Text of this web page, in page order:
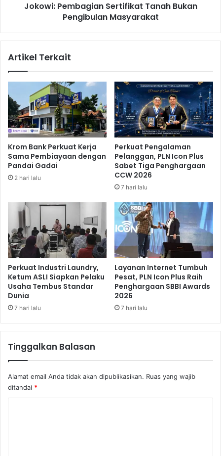
n
u
l
a
j
u
D
i
M
i
a
i
r
b
u
k
a
a
r
t
i
f
k
a
T
n
B
u
k
a
n
P
e
n
u
l
n
M
a
Jokowi: Pembagian Sertifikat Tanah Bukan
Pengibulan Masyarakat
Artikel Terkait
Krom Bank Perkuat Kerja
Sama Pembiayaan dengan
Pandai Gadai
2 hari lalu
Perkuat Pengalaman
Pelanggan, PLN Icon Plus
Sabet Tiga Penghargaan
CCW 2026
7 hari lalu
Perkuat Industri Laundry,
Ketum ASLI Siapkan Pelaku
Usaha Tembus Standar
Dunia
7 hari lalu
Layanan Internet Tumbuh
Pesat, PLN Icon Plus Raih
Penghargaan SBBI Awards
2026
7 hari lalu
Tinggalkan Balasan
Alamat email Anda tidak akan dipublikasikan. Ruas yang wajib
ditandai *